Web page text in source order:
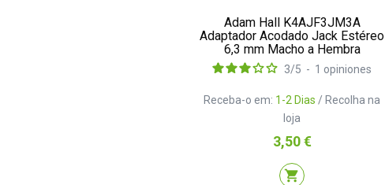
Adam Hall K4AJF3JM3A
Adaptador Acodado Jack Estéreo
6,3 mm Macho a Hembra
Receba-o em: 1-2 Dias/ Recolha na
loja
3/5 - 1 opiniones
Preço
3,50 €
shopping_cart